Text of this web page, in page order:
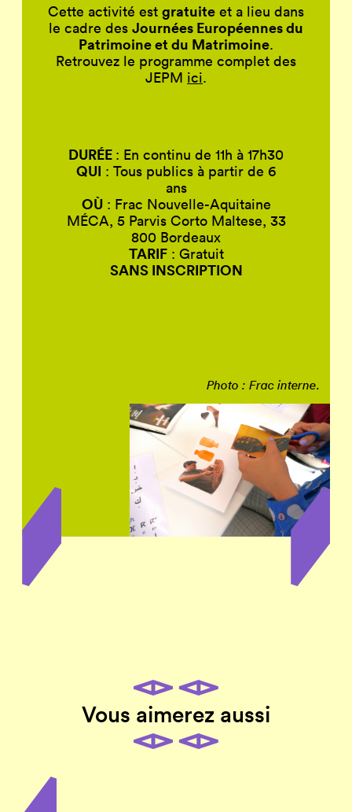
Cette activité est gratuite et a lieu dans
le cadre des Journées Européennes du
Patrimoine et du Matrimoine.
Retrouvez le programme complet des
JEPM ici.
DURÉE : En continu de 11h à 17h30
QUI : Tous publics à partir de 6
ans
OÙ: Frac Nouvelle-Aquitaine
MÉCA, 5 Parvis Corto Maltese, 33
800 Bordeaux
TARIF: Gratuit
SANS INSCRIPTION
Photo : Frac interne.
Vous aimerez aussi